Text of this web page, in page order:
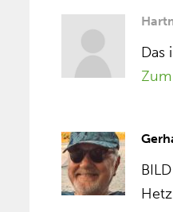
Das